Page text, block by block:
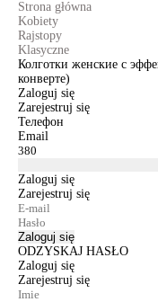
Strona główna
Kobiety
Rajstopy
Klasyczne
Колготки женские с
конверте)
Zaloguj się
Zarejestruj się
Телефон
Email
Zaloguj się
Zarejestruj się
Zaloguj się
ODZYSKAJ HASŁO
Zaloguj się
Zarejestruj się